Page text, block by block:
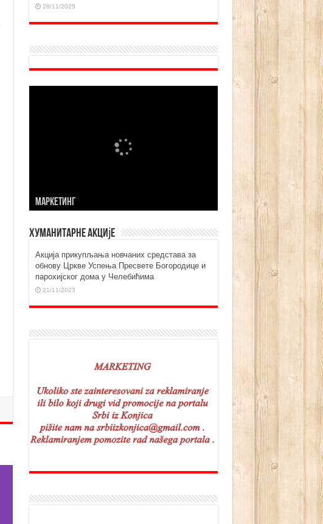
28/11/2025
МАРKЕТИНГ
Хуманитарне акције
Aкција прикупљања новчаних средстава за
обнову Цркве Успења Пресвете Богородице и
парохијског дома у Челебићима
21/11/2023